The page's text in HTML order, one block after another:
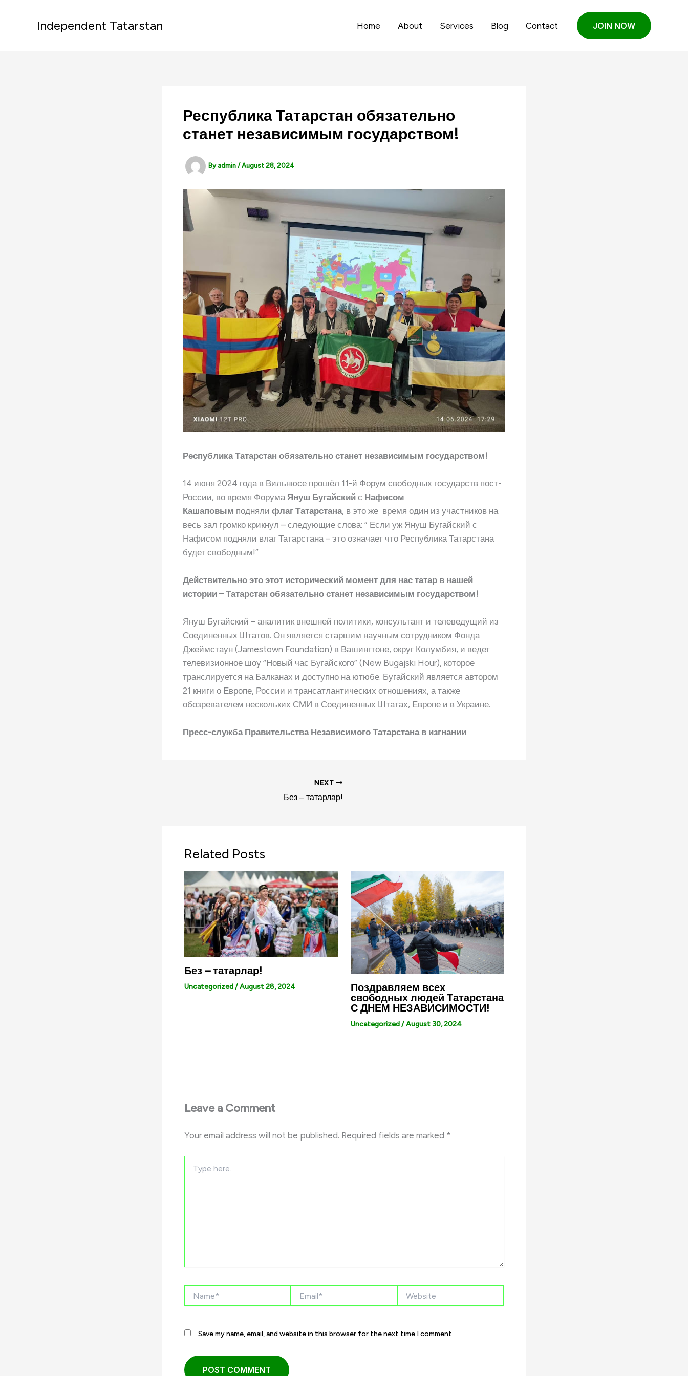
Independent Tatarstan Home About Services Blog Contact JOIN NOW
Республика Татарстан обязательно
станет независимым государством!
Byadmin /August 28, 2024
Республика Татарстан обязательно станет независимым государством!
14 июня 2024 года в Вильнюсе прошёл 11-й Форум свободных государств пост-
России, во время Форума Януш Бугайский с Нафисом
Кашаповым подняли флаг Татарстана, в это же время один из участников на
весь зал громко крикнул – следующие слова: ” Если уж Януш Бугайский с
Нафисом подняли влаг Татарстана – это означает что Республика Татарстана
будет свободным!”
Действительно это этот исторический момент для нас татар в нашей
истории – Татарстан обязательно станет независимым государством!
Януш Бугайский – аналитик внешней политики, консультант и телеведущий из
Соединенных Штатов. Он является старшим научным сотрудником Фонда
Джеймстаун (Jamestown Foundation) в Вашингтоне, округ Колумбия, и ведет
телевизионное шоу “Новый час Бугайского” (New Bugajski Hour), которое
транслируется на Балканах и доступно на ютюбе. Бугайский является автором
21 книги о Европе, России и трансатлантических отношениях, а также
обозревателем нескольких СМИ в Соединенных Штатах, Европе и в Украине.
Пресс-служба Правительства Независимого Татарстана в изгнании
NEXT
Без – татарлар!
Related Posts
Без – татарлар!
Uncategorized/August 28, 2024
Поздравляем всех
свободных людей Татарстана
С ДНЕМ НЕЗАВИСИМОСТИ!
Uncategorized/August 30, 2024
Leave a Comment
Your email address will not be published. Required fields are marked *
here..
Save my name, email, and website in this browser for the next time I comment.